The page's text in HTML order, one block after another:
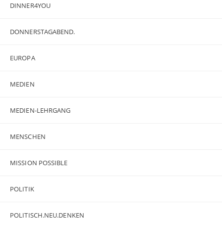
DINNER4YOU
DONNERSTAGABEND.
EUROPA
MEDIEN
MEDIEN-LEHRGANG
MENSCHEN
MISSION POSSIBLE
POLITIK
POLITISCH.NEU.DENKEN